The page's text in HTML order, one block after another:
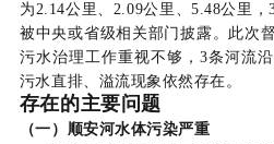
为2.14公里、2.09公里、5.48公里
被中央或省级相关部门披露。此次
污水治理工作重视不够，3条河流
污水直排、溢流现象依然存在。
存在的主要问题
（一）顺安河水体污染严重